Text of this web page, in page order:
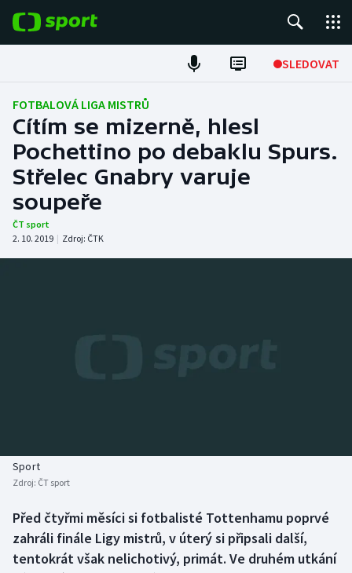
SLEDOVAT
Fotbal
Hokej
Tenis
Atletika
Boby a skeleton
Box
Curling
AZ kvíz
FOTBALOVÁ LIGA MISTRŮ
Cítím se mizerně, hlesl
Pochettino po debaklu Spurs.
Střelec Gnabry varuje
soupeře
ČT sport
2. 10. 2019 | Zdroj: ČTK
Sport
Zdroj: ČT sport
Před čtyřmi měsíci si fotbalisté Tottenhamu poprvé
zahráli finále Ligy mistrů, v úterý si připsali další,
tentokrát však nelichotivý, primát. Ve druhém utkání